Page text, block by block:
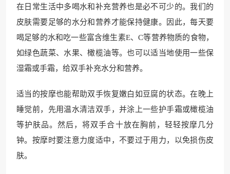
在日常生活中多喝水和补充营养也是必不可少的。我们的
皮肤需要足够的水分和营养才能保持健康。因此，每天要
喝足够的水和吃一些富含维生素E、C等营养物质的食物，
如绿色蔬菜、水果、橄榄油等。也可以适当地使用一些保
湿霜或手霜，给双手补充水分和营养。
适当的按摩也能帮助双手恢复嫩白如豆腐的状态。在晚上
睡觉前，先用温水清洁双手，并涂上一些护手霜或橄榄油
等护肤品。然后，将双手合十放在胸前，轻轻按摩几分
钟。按摩时要注意力度适中，不要过于用力，以免损伤皮
肤。